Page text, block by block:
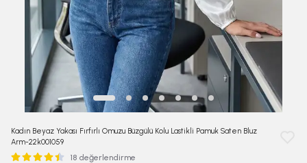
Kadın Beyaz Yakası Fırfırlı Omuzu Büzgülü Kolu Lastikli Pamuk Saten Bluz
Arm-22k001059
18 değerlendirme